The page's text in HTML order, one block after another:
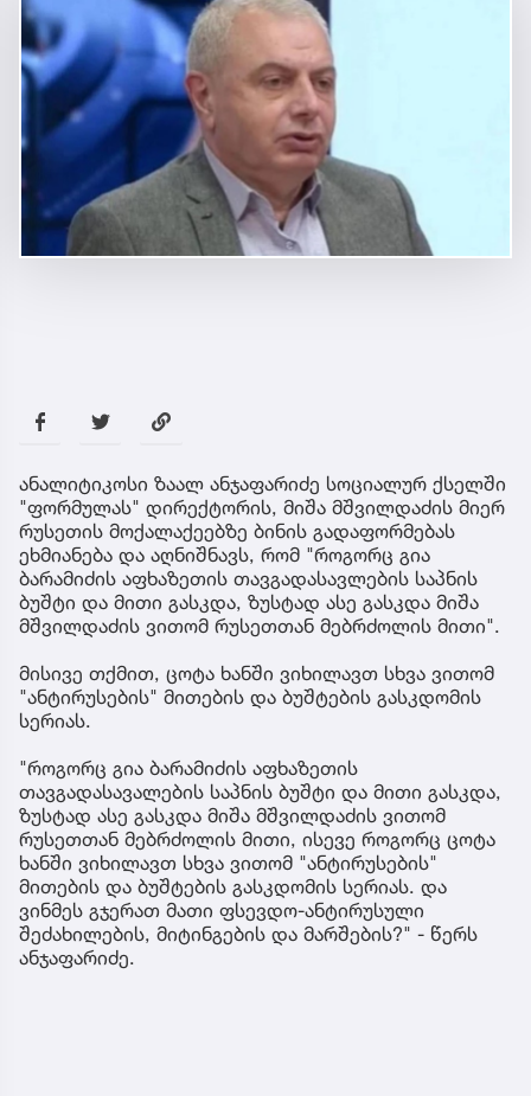
ანალიტიკოსი ზაალ ანჯაფარიძე სოციალურ ქსელში
"ფორმულას" დირექტორის, მიშა მშვილდაძის მიერ
რუსეთის მოქალაქეებზე ბინის გადაფორმებას
ეხმიანება და აღნიშნავს, რომ "როგორც გია
ბარამიძის აფხაზეთის თავგადასავლების საპნის
ბუშტი და მითი გასკდა, ზუსტად ასე გასკდა მიშა
მშვილდაძის ვითომ რუსეთთან მებრძოლის მითი".
მისივე თქმით, ცოტა ხანში ვიხილავთ სხვა ვითომ
"ანტირუსების" მითების და ბუშტების გასკდომის
სერიას.
"როგორც გია ბარამიძის აფხაზეთის
თავგადასავალების საპნის ბუშტი და მითი გასკდა,
ზუსტად ასე გასკდა მიშა მშვილდაძის ვითომ
რუსეთთან მებრძოლის მითი, ისევე როგორც ცოტა
ხანში ვიხილავთ სხვა ვითომ "ანტირუსების"
მითების და ბუშტების გასკდომის სერიას. და
ვინმეს გჯერათ მათი ფსევდო-ანტირუსული
შეძახილების, მიტინგების და მარშების?" - წერს
ანჯაფარიძე.